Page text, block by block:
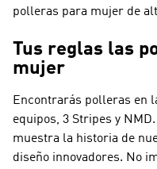
polleras para mujer de
Tus reglas las
mujer
Encontrarás polleras en
equipos, 3 Stripes y
muestra la historia de
diseño innovadores. No